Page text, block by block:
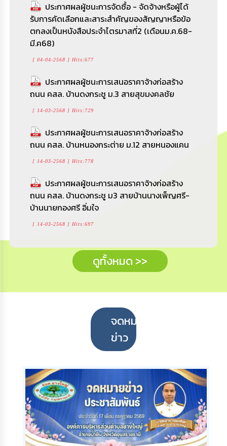
ประกาศผลผู้ชนะการจัดซื้อ - จัดจ้างหรือผู้ได้
รับการคัดเลือกและสาระสำคัญของสัญญาหรือข้อ
ตกลงเป็นหนังสือประจำไตรมาสที่2 (เดือนม.ค.68-
มี.ค68)
[ 04-04-2568 ] Hits:677
ประกาศผลผู้ชนะการเสนอราคาจ้างก่อสร้าง
ถนน คสล. บ้านดงกระชู ม.3 สายสุขมงคลชัย
[ 14-03-2568 ] Hits:729
ประกาศผลผู้ชนะการเสนอราคาจ้างก่อสร้าง
ถนน คสล. บ้านหนองกระต่าย ม.12 สายหนองแคน
[ 14-03-2568 ] Hits:778
ประกาศผลผู้ชนะการเสนอราคาจ้างก่อสร้าง
ถนน คสล. บ้านดงกระชู ม3 สายบ้านนางเพ็ญศรี-
บ้านนายกองศรี อิ่มใจ
[ 14-03-2568 ] Hits:697
ดูทั้งหมด >>
รายงานการตรวจสอบรายงานการเงิน ประจำ
งวดปีงบประมาณ พ.ศ.2568
[ 04-03-2569 ] Hits:461
ดูทั้งหมด >>
จดหมาย
ข่าว